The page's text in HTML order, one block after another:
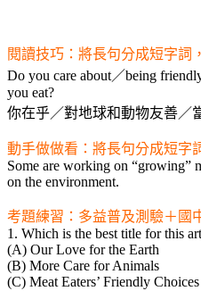
閱讀技巧：將長句分成短字詞
Do you care about／being
you eat?
你在乎／對地球和動物友善／
動手做做看：將長句分成短字
Some are working on “growing”
on the environment.
考題練習：多益普及測驗＋國
1. Which is the best title for this
(A) Our Love for the Earth
(B) More Care for Animals
(C) Meat Eaters’ Friendly Choices